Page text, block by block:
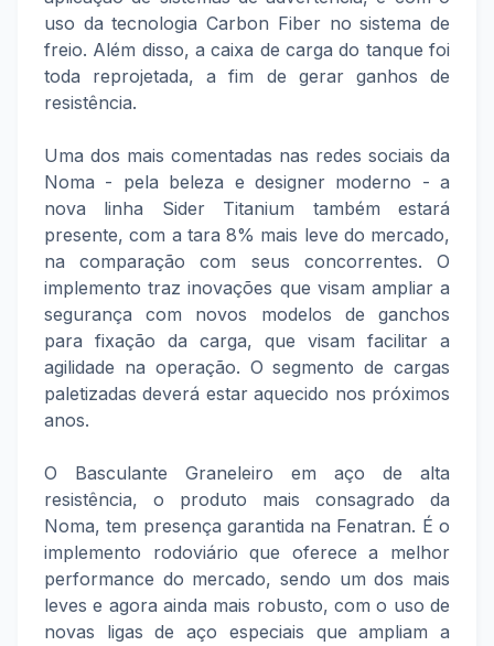
uso da tecnologia Carbon Fiber no sistema de
freio. Além disso, a caixa de carga do tanque foi
toda reprojetada, a fim de gerar ganhos de
resistência.
Uma dos mais comentadas nas redes sociais da
Noma - pela beleza e designer moderno - a
nova linha Sider Titanium também estará
presente, com a tara 8% mais leve do mercado,
na comparação com seus concorrentes. O
implemento traz inovações que visam ampliar a
segurança com novos modelos de ganchos
para fixação da carga, que visam facilitar a
agilidade na operação. O segmento de cargas
paletizadas deverá estar aquecido nos próximos
anos.
O Basculante Graneleiro em aço de alta
resistência, o produto mais consagrado da
Noma, tem presença garantida na Fenatran. É o
implemento rodoviário que oferece a melhor
performance do mercado, sendo um dos mais
leves e agora ainda mais robusto, com o uso de
novas ligas de aço especiais que ampliam a